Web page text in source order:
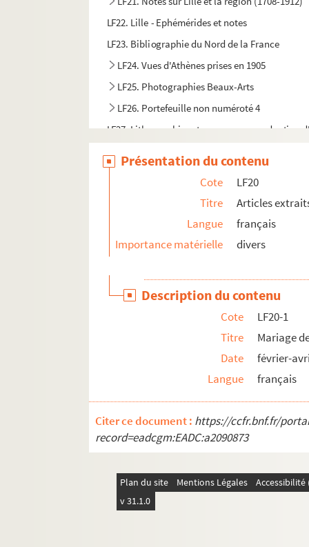
LF22. Lille - Ephémérides et notes
LF23. Bibliographie du Nord de la France
LF24. Vues d'Athènes prises en 1905
LF25. Photographies Beaux-Arts
LF26. Portefeuille non numéroté 4
LF27. Lithographies et gravures, reproduction
LF29. II Portraits
Présentation du contenu
Cote
LF20
Titre
Articles
Langue
français
Importance matérielle
divers
Description du contenu
Cote
LF20-1
Titre
Mariage
Date
février-
Langue
français
Citer ce document : https://ccfr.bnf.fr/
record=eadcgm:EADC:a2090873
Plan du site Mentions Légales
v 31.1.0